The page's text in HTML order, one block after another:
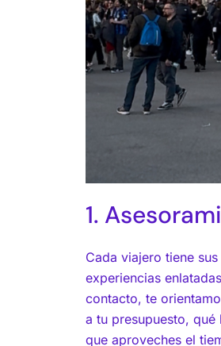
1.
Cada viajero tiene
experiencias
contacto, te
a tu presupuesto,
que aproveches el